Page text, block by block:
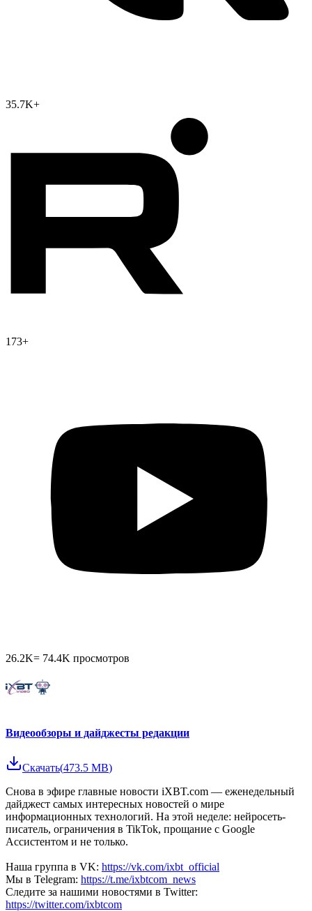
35.7K+
173+
26.2K= 74.4K просмотров
Видеообзоры и дайджесты редакции
Скачать(473.5 MB)
Снова в эфире главные новости iXBT.com — еженедельный
дайджест самых интересных новостей о мире
информационных технологий. На этой неделе: нейросеть-
писатель, ограничения в TikTok, прощание с Google
Ассистентом и не только.
Наша группа в VK: https://vk.com/ixbt_official
Мы в Telegram: https://t.me/ixbtcom_news
Следите за нашими новостями в Twitter:
https://twitter.com/ixbtcom